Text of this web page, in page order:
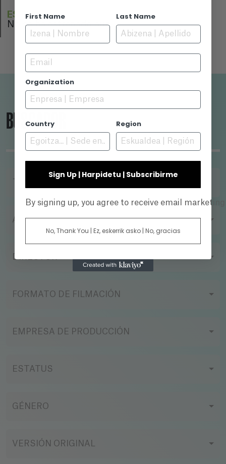
ESTRENO
No se ha estrenado aún
BUSCADOR
AÑO
DIRECTOR
FORMATO DE FILMACIÓN
EMPRESA DE PRODUCCIÓN
ESTATUS
GÉNERO
VERSIÓN ORIGINAL
First Name Last Name
Email
Organization
Country Region
Sign Up | Harpidetu | Subscribirme
By signing up, you agree to receive email
No, Thank You | Ez, eskerrik asko | No, gracias